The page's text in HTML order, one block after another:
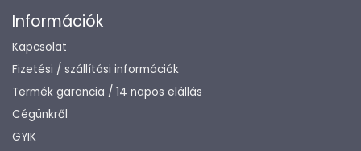
Információk
Kapcsolat
Fizetési / szállítási információk
Termék garancia / 14 napos elállás
Cégünkről
GYIK